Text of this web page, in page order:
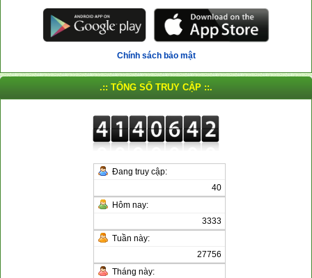
Chính sách bảo mật
.:: TỔNG SỐ TRUY CẬP ::.
Đang truy cập:
40
Hôm nay:
3333
Tuần này:
27756
Tháng này: